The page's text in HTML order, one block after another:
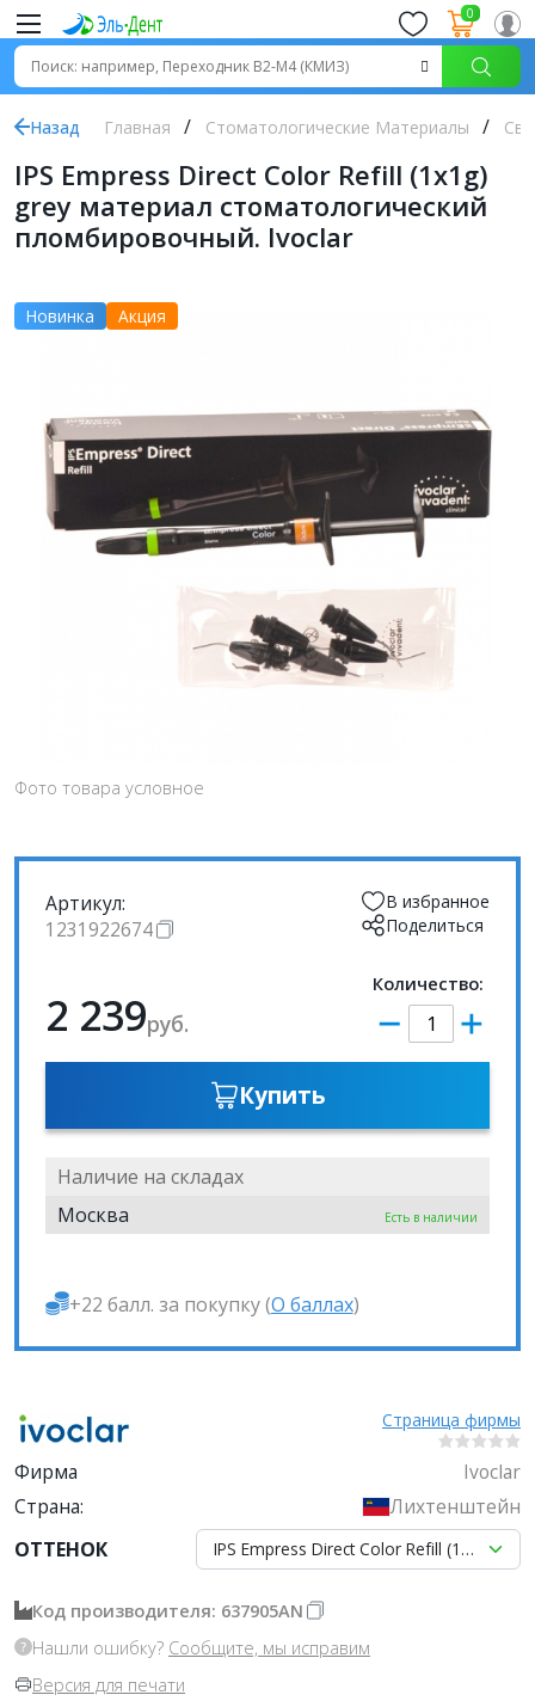
0
Назад Главная Стоматологические Материалы
IPS Empress Direct Color Refill (1x1g)
grey материал стоматологический
пломбировочный. Ivoclar
Новинка Акция
Фото товара условное
Артикул:
1231922674
В избранное
Поделиться
2 239руб.
Количество:
Купить
Наличие на складах
Москва
Есть в наличии
+22 балл. за покупку (О баллах)
Страница фирмы
Фирма
Ivoclar
Страна:
Лихтенштейн
ОТТЕНОК
IPS Empress Direct Color Refill (1x1g)
Код производителя: 637905AN
Нашли ошибку? Сообщите, мы исправим
Версия для печати